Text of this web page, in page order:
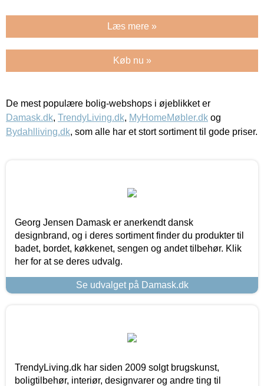
Læs mere »
Køb nu »
De mest populære bolig-webshops i øjeblikket er
Damask.dk, TrendyLiving.dk, MyHomeMøbler.dk og
Bydahlliving.dk, som alle har et stort sortiment til gode priser.
Georg Jensen Damask er anerkendt dansk
designbrand, og i deres sortiment finder du produkter til
badet, bordet, køkkenet, sengen og andet tilbehør. Klik
her for at se deres udvalg.
Se udvalget på Damask.dk
TrendyLiving.dk har siden 2009 solgt brugskunst,
boligtilbehør, interiør, designvarer og andre ting til